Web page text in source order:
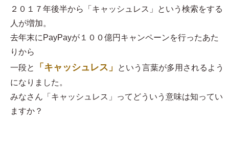
２０１７年後半から「キャッシュレス」という検索をする
人が増加。
去年末にPayPayが１００億円キャンペーンを行ったあた
りから
一段と
「キャッシュレス」
という言葉が多用されるよう
になりました。
みなさん「キャッシュレス」ってどういう意味は知ってい
ますか？